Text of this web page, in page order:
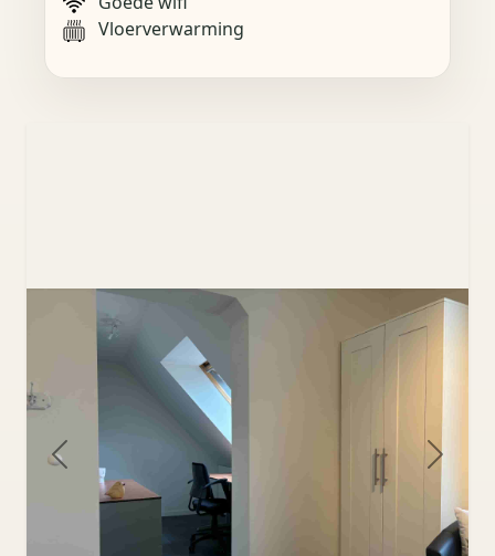
Vloerverwarming
Previous Next